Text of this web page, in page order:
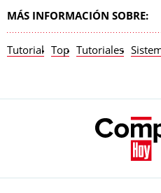
MÁS INFORMACIÓN SOBRE:
Tutorial Top Tutoriales